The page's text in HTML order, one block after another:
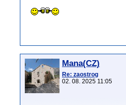
Mana(CZ)
Re: zaostrog
02. 08. 2025 11:05